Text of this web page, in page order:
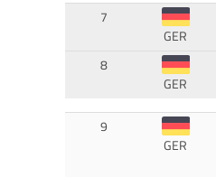
7
GER
8
GER
9
GER